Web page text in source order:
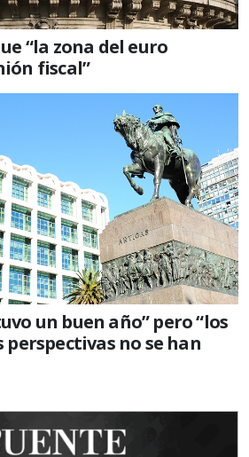
“la zona del euro
fiscal”
un buen año” pero “los
perspectivas no se han